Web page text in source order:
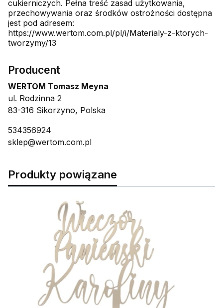
cukierniczych. Pełna treść zasad użytkowania,
przechowywania oraz środków ostrożności dostępna
jest pod adresem:
https://www.wertom.com.pl/pl/i/Materialy-z-ktorych-
tworzymy/13
Producent
WERTOM Tomasz Meyna
ul. Rodzinna 2
83-316 Sikorzyno, Polska
534356924
sklep@wertom.com.pl
Produkty powiązane